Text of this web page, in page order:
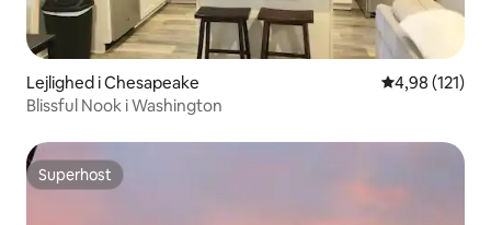
Lejlighed i Chesapeake 4,98 ud af 5 i
4,98 (121)
Blissful Nook i Washington
Superhost
Superhost